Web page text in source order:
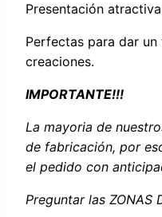
Presentación
Perfectas para dar
creaciones.
IMPORTANTE!!!
La mayoria de
de fabricación, por
el pedido con
Preguntar las ZONAS